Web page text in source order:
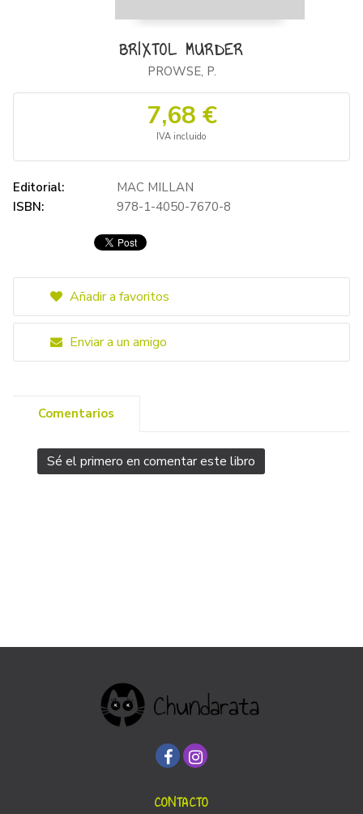
BRIXTOL MURDER
PROWSE, P.
7,68 €
IVA incluido
Editorial:
MAC MILLAN
ISBN:
978-1-4050-7670-8
Añadir a favoritos
Enviar a un amigo
Comentarios
Sé el primero en comentar este libro
CONTACTO